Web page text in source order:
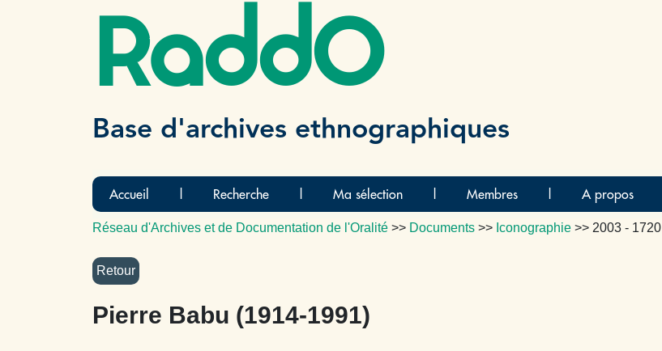
RaddO
Base d'archives ethnographiques
Accueil Recherche Ma sélection Membres A propos
Réseau d'Archives et de Documentation de l'Oralité >> Documents >> Iconographie >> 2003 - 1720
Pierre Babu (1914-1991)